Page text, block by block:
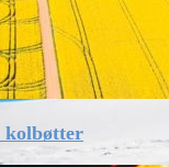
kolbøtter